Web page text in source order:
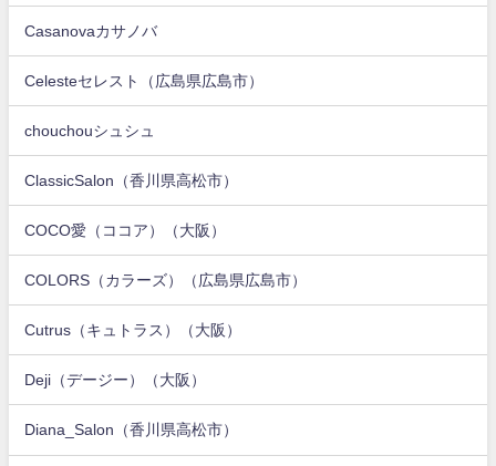
Casanovaカサノバ
Celesteセレスト（広島県広島市）
chouchouシュシュ
ClassicSalon（香川県高松市）
COCO愛（ココア）（大阪）
COLORS（カラーズ）（広島県広島市）
Cutrus（キュトラス）（大阪）
Deji（デージー）（大阪）
Diana_Salon（香川県高松市）